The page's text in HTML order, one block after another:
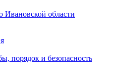
области
порядок и безопасность